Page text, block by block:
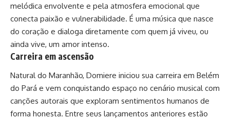
melódica envolvente e pela atmosfera emocional que
conecta paixão e vulnerabilidade. É uma música que nasce
do coração e dialoga diretamente com quem já viveu, ou
ainda vive, um amor intenso.
Carreira em ascensão
Natural do Maranhão, Domiere iniciou sua carreira em Belém
do Pará e vem conquistando espaço no cenário musical com
canções autorais que exploram sentimentos humanos de
forma honesta. Entre seus lançamentos anteriores estão